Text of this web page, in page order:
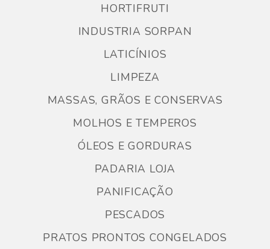
HORTIFRUTI
INDUSTRIA SORPAN
LATICÍNIOS
LIMPEZA
MASSAS, GRÃOS E CONSERVAS
MOLHOS E TEMPEROS
ÓLEOS E GORDURAS
PADARIA LOJA
PANIFICAÇÃO
PESCADOS
PRATOS PRONTOS CONGELADOS